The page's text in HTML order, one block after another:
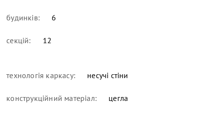
будинків: 6
секцій: 12
технологія каркасу: несучі стіни
конструкційний матеріал: цегла